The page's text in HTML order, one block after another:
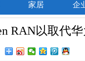
家居 企
RAN以取代华